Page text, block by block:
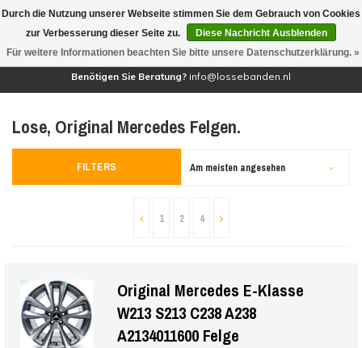
(0)
Benötigen Sie Beratung? info@lossebanden.nl
Lose, Original Mercedes Felgen.
FILTERS Am meisten angesehen
1 2 4
Original Mercedes E-Klasse
W213 S213 C238 A238
A2134011600 Felge
Durch die Nutzung unserer Webseite stimmen Sie dem Gebrauch von Cookies
zur Verbesserung dieser Seite zu.
Diese Nachricht Ausblenden
Für weitere Informationen beachten Sie bitte unsere Datenschutzerklärung. »